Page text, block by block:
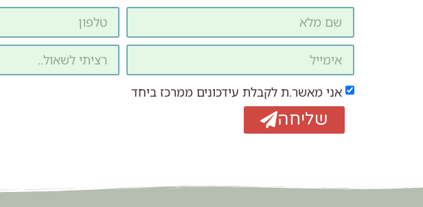
אני מאשר.ת לקבלת עידכונים ממרכז ביחד
שליחה